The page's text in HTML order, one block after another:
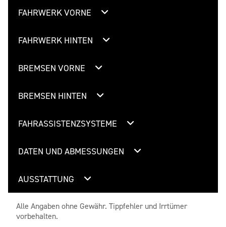
FAHRWERK VORNE
FAHRWERK HINTEN
BREMSEN VORNE
BREMSEN HINTEN
FAHRASSISTENZSYSTEME
DATEN UND ABMESSUNGEN
AUSSTATTUNG
Alle Angaben ohne Gewähr. Tippfehler und Irrtümer
vorbehalten.